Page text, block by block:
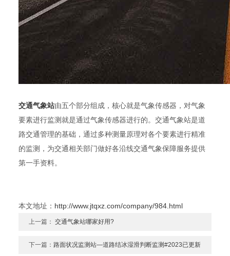
交通气象站由五个部分组成，核心就是气象传感器，对气象
要素进行监测就是通过气象传感器进行的。交通气象站是道
路交通管理的基础，通过多种测量原理对各个要素进行精准
的监测，为交通相关部门做好各沿线交通气象保障服务提供
第一手资料。
本文地址： http://www.jtqxz.com/company/984.html
上一篇：交通气象站哪家好用?
下一篇：路面状况监测站—道路结冰湿滑判断监测#2023已更新